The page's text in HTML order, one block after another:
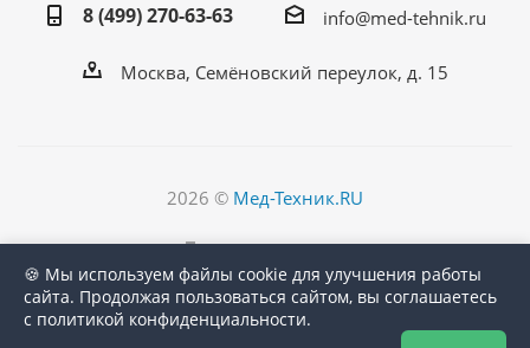
8 (499) 270-63-63
info@med-tehnik.ru
Москва, Семёновский переулок, д. 15
2026 © Мед-Техник.RU
🍪 Мы используем файлы cookie для улучшения работы
сайта. Продолжая пользоваться сайтом, вы соглашаетесь
с политикой конфиденциальности.